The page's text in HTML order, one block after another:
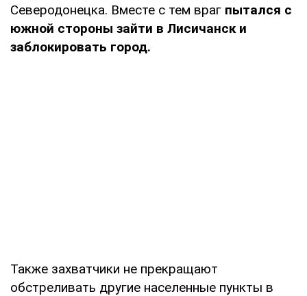
Северодонецка. Вместе с тем враг пытался с
южной стороны зайти в Лисичанск и
заблокировать город.
Также захватчики не прекращают
обстреливать другие населенные пункты в